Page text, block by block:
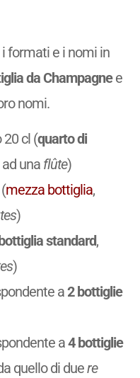
formati e i nomi in
da Champagnee
nomi.
cl (quarto di
una flûte)
mezza bottiglia,
)
standard,
)
a2 bottiglie
a4 bottiglie
quello di duere